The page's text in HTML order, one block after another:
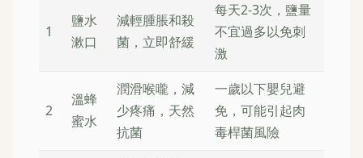
1
鹽水
漱口
減輕腫脹和殺
菌，立即舒緩
每天2-3次，鹽量
不宜過多以免刺
激
2
溫蜂
蜜水
潤滑喉嚨，減
少疼痛，天然
抗菌
一歲以下嬰兒避
免，可能引起肉
毒桿菌風險